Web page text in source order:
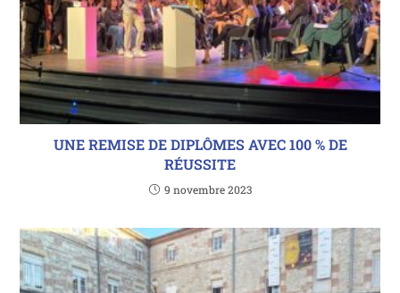
UNE REMISE DE DIPLÔMES AVEC 100 % DE
RÉUSSITE
9 novembre 2023